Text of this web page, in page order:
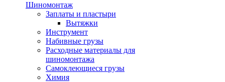
Шиномонтаж
Заплаты и пластыри
Вытяжки
Инструмент
Набивные грузы
Расходные материалы для
шиномонтажа
Самоклеющиеся грузы
Химия